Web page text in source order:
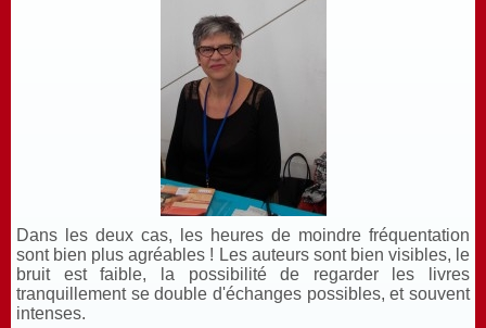
Dans les deux cas, les heures de moindre fréquentation
sont bien plus agréables ! Les auteurs sont bien visibles, le
bruit est faible, la possibilité de regarder les livres
tranquillement se double d'échanges possibles, et souvent
intenses.